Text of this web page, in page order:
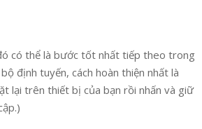
có thể là bước tốt nhất tiếp theo trong
định tuyến, cách hoàn thiện nhất là
lại trên thiết bị của bạn rồi nhấn và giữ